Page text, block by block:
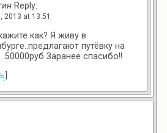
Reply:
2013 at 13:51
как? Я живу в
путёвку на
Заранее спасибо!!